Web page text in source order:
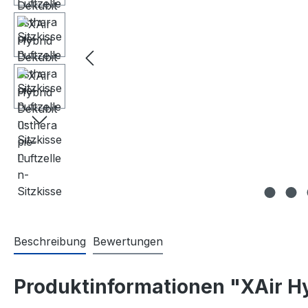
Beschreibung Bewertungen
Produktinformationen "XAir